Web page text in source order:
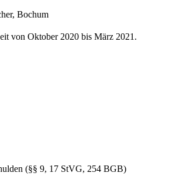
Bochum
von Oktober 2020 bis März 2021.
(§§ 9, 17 StVG, 254 BGB)